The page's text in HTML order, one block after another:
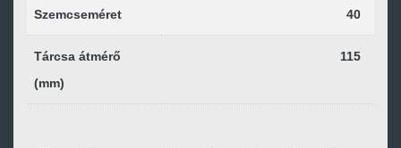
Szemcseméret 40
Tárcsa átmérő
(mm)
115